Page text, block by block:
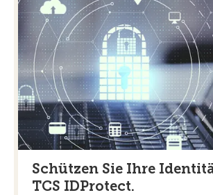
Schützen Sie Ihre
TCS IDProtect.